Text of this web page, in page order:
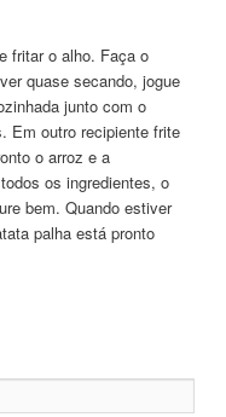
fritar o alho. Faça o
quase secando, jogue
junto com o
Em outro recipiente frite
o arroz e a
os ingredientes, o
bem. Quando estiver
palha está pronto